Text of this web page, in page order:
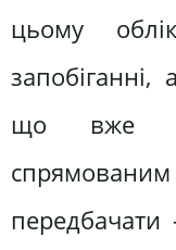
цьому
запобіганні,
що вже